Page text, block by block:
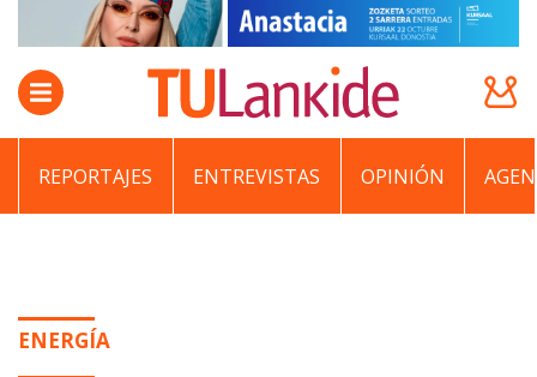
REPORTAJES ENTREVISTAS OPINIÓN
ENERGÍA